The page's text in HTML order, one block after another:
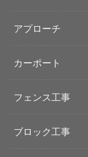
アプローチ
カーポート
フェンス工事
ブロック工事